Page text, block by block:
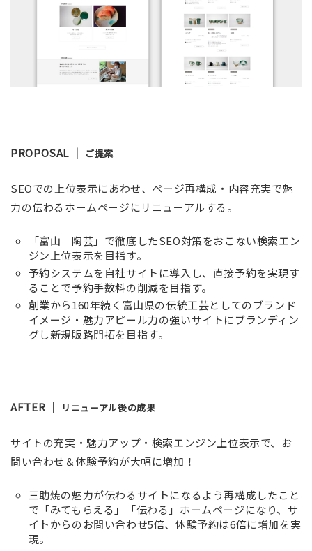
PROPOSAL ｜ ご提案
SEOでの上位表示にあわせ、ページ再構成・内容充実で魅
力の伝わるホームページにリニューアルする。
「富山 陶芸」で徹底したSEO対策をおこない検索エン
ジン上位表示を目指す。
予約システムを自社サイトに導入し、直接予約を実現す
ることで予約手数料の削減を目指す。
創業から160年続く富山県の伝統工芸としてのブランド
イメージ・魅力アピール力の強いサイトにブランディン
グし新規販路開拓を目指す。
AFTER ｜ リニューアル後の成果
サイトの充実・魅力アップ・検索エンジン上位表示で、お
問い合わせ＆体験予約が大幅に増加！
三助焼の魅力が伝わるサイトになるよう再構成したこと
で「みてもらえる」「伝わる」ホームページになり、サ
イトからのお問い合わせ5倍、体験予約は6倍に増加を実
現。